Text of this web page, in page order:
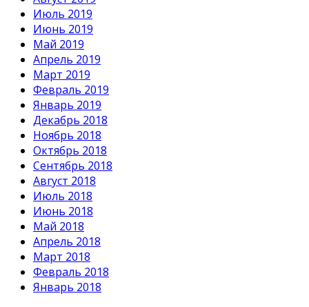
Июль 2019
Июнь 2019
Май 2019
Апрель 2019
Март 2019
Февраль 2019
Январь 2019
Декабрь 2018
Ноябрь 2018
Октябрь 2018
Сентябрь 2018
Август 2018
Июль 2018
Июнь 2018
Май 2018
Апрель 2018
Март 2018
Февраль 2018
Январь 2018